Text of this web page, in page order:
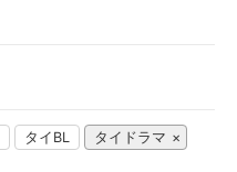
タイBL タイドラマ